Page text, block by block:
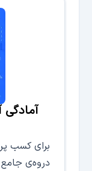
آمادگی
برای کسب
دروه‌ی جامع